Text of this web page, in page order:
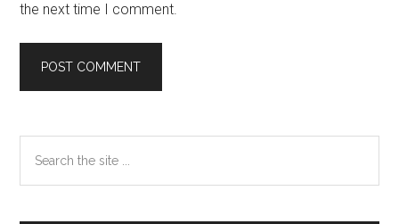
the next time I comment.
Primary
Sidebar
the